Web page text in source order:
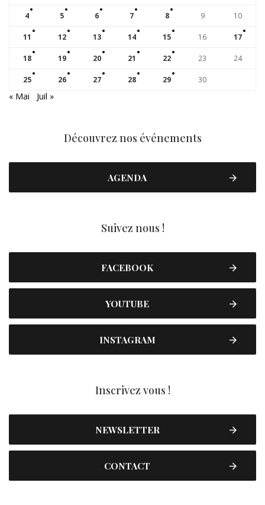
4 5 6 7 8 9 10
11 12 13 14 15 16 17
18 19 20 21 22 23 24
25 26 27 28 29 30
« Mai Juil »
Découvrez nos événements
AGENDA
Suivez nous !
FACEBOOK
YOUTUBE
INSTAGRAM
Inscrivez vous !
NEWSLETTER
CONTACT